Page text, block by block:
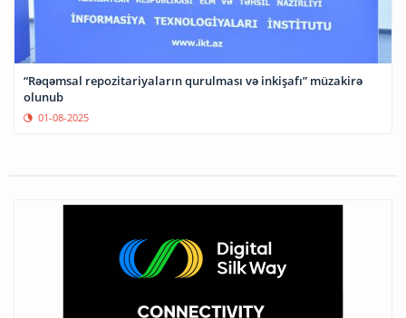
“Rəqəmsal repozitariyaların qurulması və inkişafı” müzakirə
olunub
01-08-2025